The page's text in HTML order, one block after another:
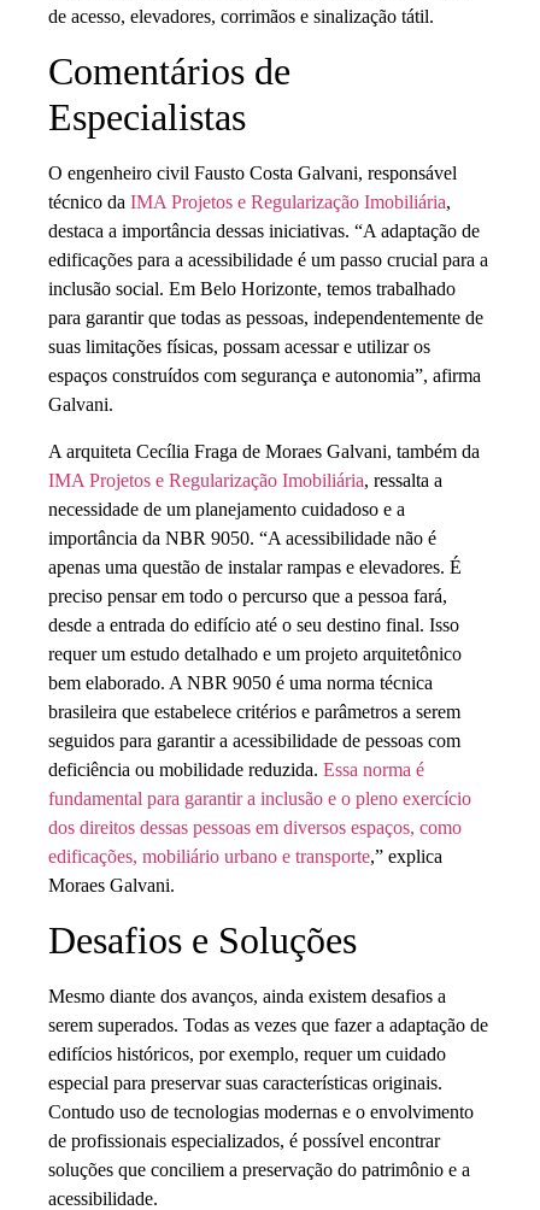
de acesso, elevadores, corrimãos e sinalização tátil.
Comentários de
Especialistas
O engenheiro civil Fausto Costa Galvani, responsável
técnico da IMA Projetos e Regularização Imobiliária,
destaca a importância dessas iniciativas. “A adaptação de
edificações para a acessibilidade é um passo crucial para a
inclusão social. Em Belo Horizonte, temos trabalhado
para garantir que todas as pessoas, independentemente de
suas limitações físicas, possam acessar e utilizar os
espaços construídos com segurança e autonomia”, afirma
Galvani.
A arquiteta Cecília Fraga de Moraes Galvani, também da
IMA Projetos e Regularização Imobiliária, ressalta a
necessidade de um planejamento cuidadoso e a
importância da NBR 9050. “A acessibilidade não é
apenas uma questão de instalar rampas e elevadores. É
preciso pensar em todo o percurso que a pessoa fará,
desde a entrada do edifício até o seu destino final. Isso
requer um estudo detalhado e um projeto arquitetônico
bem elaborado. A NBR 9050 é uma norma técnica
brasileira que estabelece critérios e parâmetros a serem
seguidos para garantir a acessibilidade de pessoas com
deficiência ou mobilidade reduzida. Essa norma é
fundamental para garantir a inclusão e o pleno exercício
dos direitos dessas pessoas em diversos espaços, como
edificações, mobiliário urbano e transporte,” explica
Moraes Galvani.
Desafios e Soluções
Mesmo diante dos avanços, ainda existem desafios a
serem superados. Todas as vezes que fazer a adaptação de
edifícios históricos, por exemplo, requer um cuidado
especial para preservar suas características originais.
Contudo uso de tecnologias modernas e o envolvimento
de profissionais especializados, é possível encontrar
soluções que conciliem a preservação do patrimônio e a
acessibilidade.